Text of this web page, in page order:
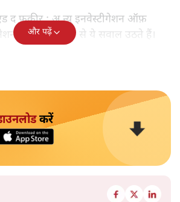
एंड द फ़कीर : अ न्यू इनवेस्टीगेशन ऑफ़
नामक किताब से ये सवाल उठते हैं।
और पढ़ें
करें